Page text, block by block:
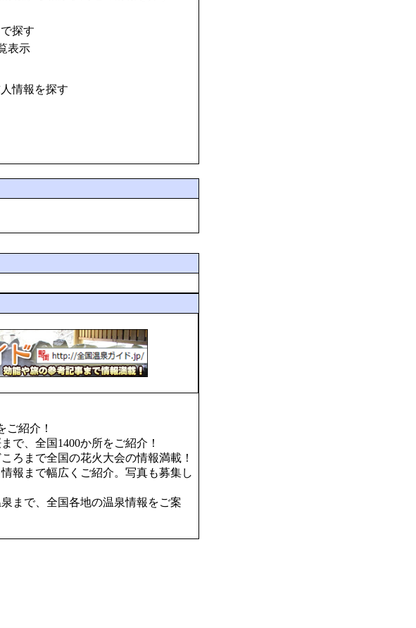
探す
表示
情報を探す
ご紹介！
で、全国1400か所をご紹介！
ろまで全国の花火大会の情報満載！
報まで幅広くご紹介。写真も募集し
まで、全国各地の温泉情報をご案